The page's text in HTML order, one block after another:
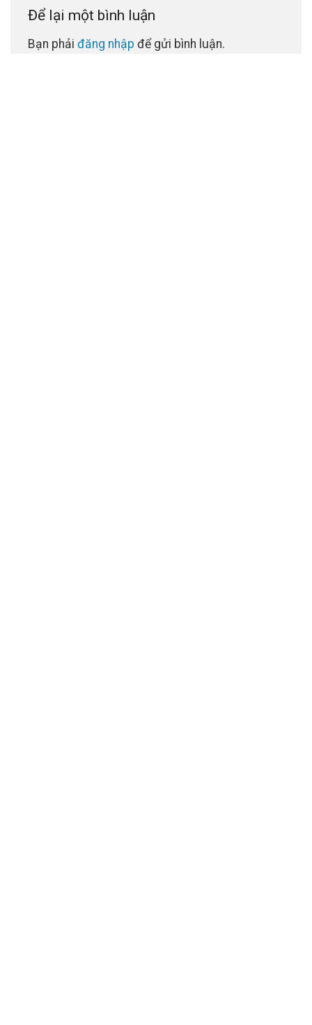
Để lại một bình luận
Bạn phải đăng nhập để gửi bình luận.